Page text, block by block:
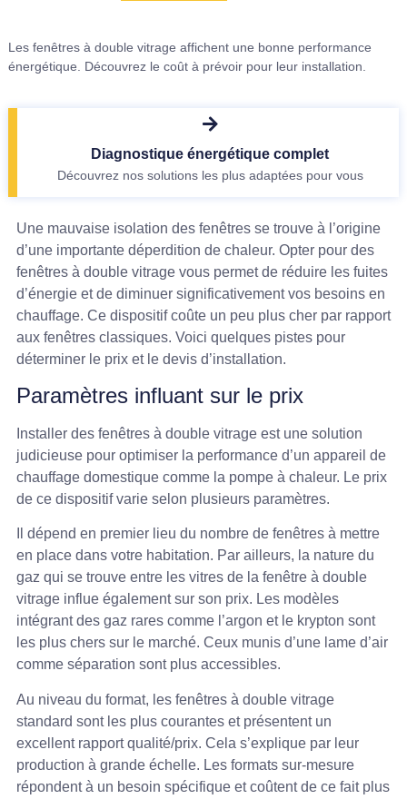
Les fenêtres à double vitrage affichent une bonne performance
énergétique. Découvrez le coût à prévoir pour leur installation.
Diagnostique énergétique complet
Découvrez nos solutions les plus adaptées pour vous
Une mauvaise isolation des fenêtres se trouve à l’origine
d’une importante déperdition de chaleur. Opter pour des
fenêtres à double vitrage vous permet de réduire les fuites
d’énergie et de diminuer significativement vos besoins en
chauffage. Ce dispositif coûte un peu plus cher par rapport
aux fenêtres classiques. Voici quelques pistes pour
déterminer le prix et le devis d’installation.
Paramètres influant sur le prix
Installer des fenêtres à double vitrage est une solution
judicieuse pour optimiser la performance d’un appareil de
chauffage domestique comme la pompe à chaleur. Le prix
de ce dispositif varie selon plusieurs paramètres.
Il dépend en premier lieu du nombre de fenêtres à mettre
en place dans votre habitation. Par ailleurs, la nature du
gaz qui se trouve entre les vitres de la fenêtre à double
vitrage influe également sur son prix. Les modèles
intégrant des gaz rares comme l’argon et le krypton sont
les plus chers sur le marché. Ceux munis d’une lame d’air
comme séparation sont plus accessibles.
Au niveau du format, les fenêtres à double vitrage
standard sont les plus courantes et présentent un
excellent rapport qualité/prix. Cela s’explique par leur
production à grande échelle. Les formats sur-mesure
répondent à un besoin spécifique et coûtent de ce fait plus